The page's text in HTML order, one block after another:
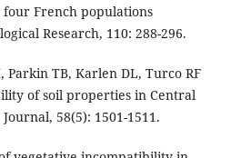
French populations
Research, 110: 288-296.
Parkin TB, Karlen DL, Turco RF
of soil properties in Central
58(5): 1501-1511.